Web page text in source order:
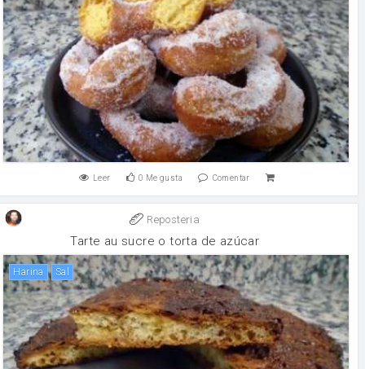
Leer 0 Me gusta Comentar
Reposteria
Tarte au sucre o torta de azúcar
harina sal